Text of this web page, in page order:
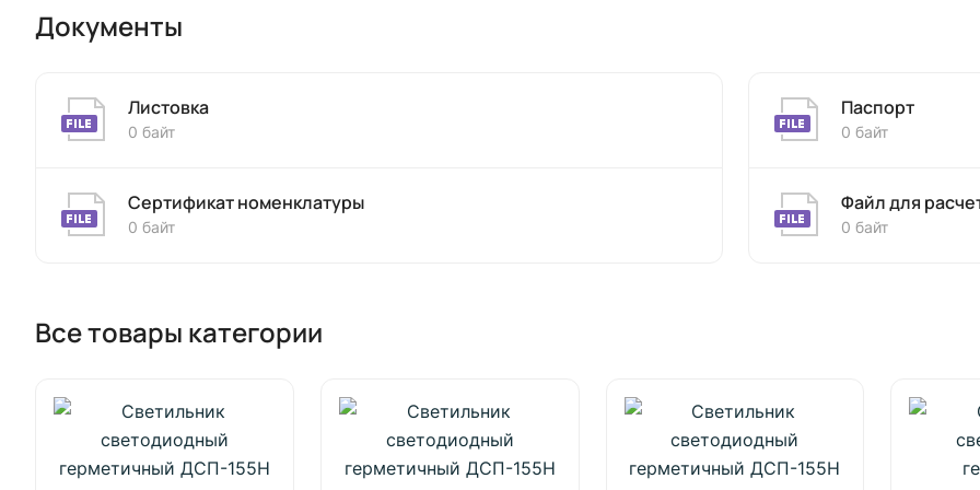
Документы
Листовка
0 байт
Паспорт
0 байт
Сертификат номенклатуры
0 байт
Файл для
0 байт
Все товары категории